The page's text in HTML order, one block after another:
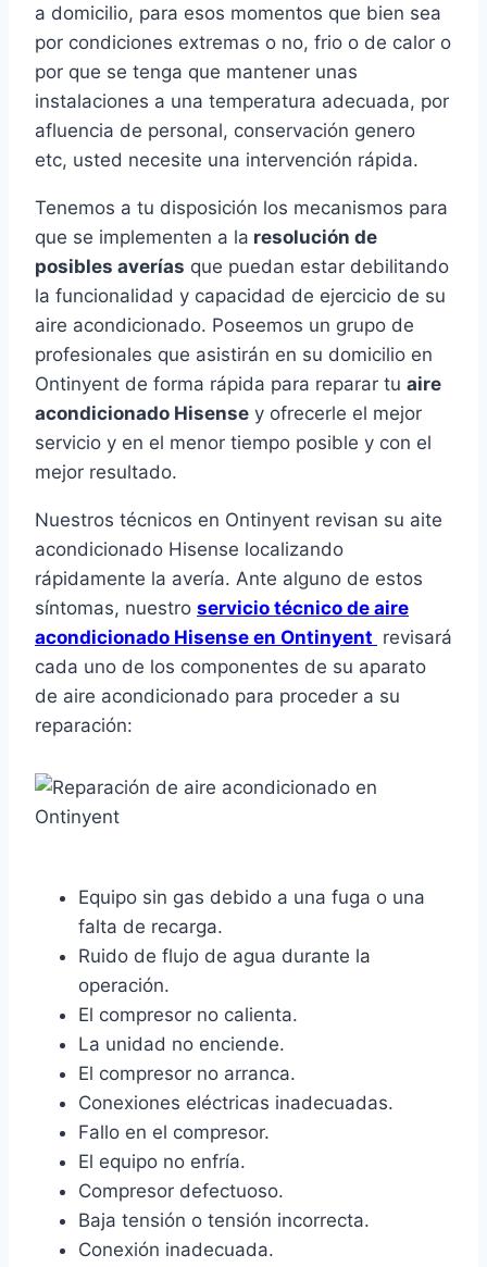
a domicilio, para esos momentos que bien sea
por condiciones extremas o no, frio o de calor o
por que se tenga que mantener unas
instalaciones a una temperatura adecuada, por
afluencia de personal, conservación genero
etc, usted necesite una intervención rápida.
Tenemos a tu disposición los mecanismos para
que se implementen a la resolución de
posibles averías que puedan estar debilitando
la funcionalidad y capacidad de ejercicio de su
aire acondicionado. Poseemos un grupo de
profesionales que asistirán en su domicilio en
Ontinyent de forma rápida para reparar tu aire
acondicionado Hisense y ofrecerle el mejor
servicio y en el menor tiempo posible y con el
mejor resultado.
Nuestros técnicos en Ontinyent revisan su aite
acondicionado Hisense localizando
rápidamente la avería. Ante alguno de estos
síntomas, nuestro servicio técnico de aire
acondicionado Hisense en Ontinyent revisará
cada uno de los componentes de su aparato
de aire acondicionado para proceder a su
reparación:
Equipo sin gas debido a una fuga o una
falta de recarga.
Ruido de flujo de agua durante la
operación.
El compresor no calienta.
La unidad no enciende.
El compresor no arranca.
Conexiones eléctricas inadecuadas.
Fallo en el compresor.
El equipo no enfría.
Compresor defectuoso.
Baja tensión o tensión incorrecta.
Conexión inadecuada.